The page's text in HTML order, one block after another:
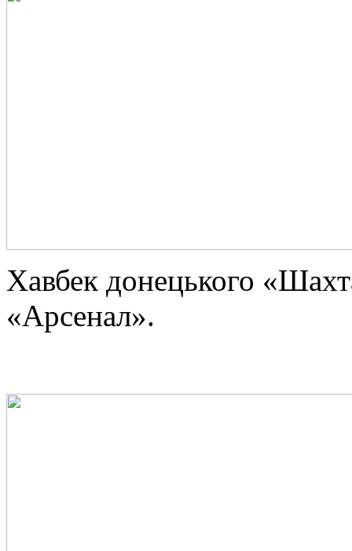
Хавбек донецького
«Арсенал».